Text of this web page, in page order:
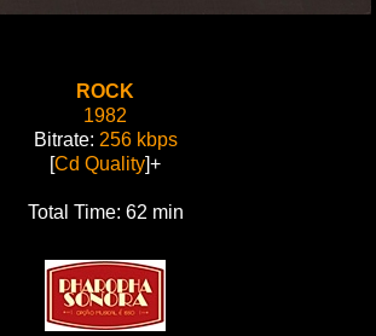
ROCK
1982
Bitrate: 256 kbps
[Cd Quality]+
Total Time: 62 min